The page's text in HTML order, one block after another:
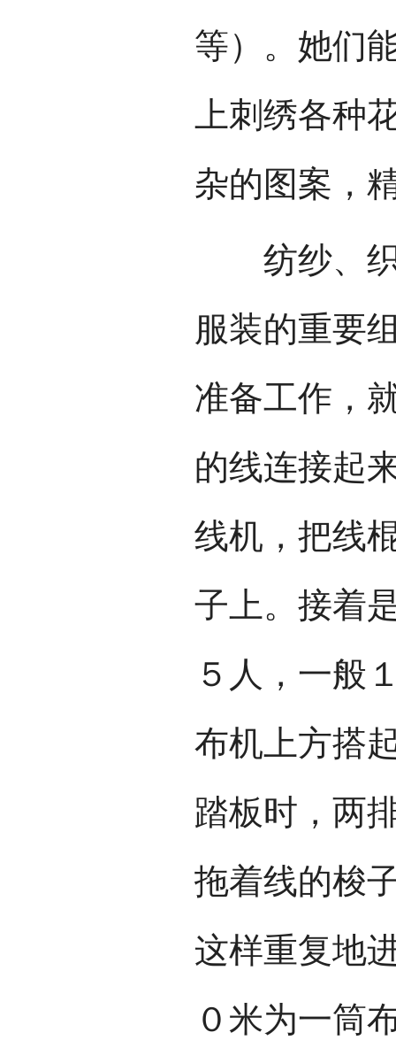
等）。她们
上刺绣各种
杂的图案，
纺纱、织
服装的重要
准备工作，
的线连接起
线机，把线
子上。接着
５人，一般
布机上方搭
踏板时，两
拖着线的梭
这样重复地
０米为一筒